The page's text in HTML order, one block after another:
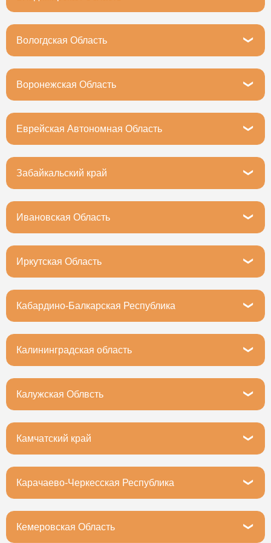
Владимир, Московское шоссе, 5
Вологдская Область
Вологда, Зосимовская улица, 75с2
Воронежская Область
Воронеж, проспект Труда, 46А
Еврейская Автономная Область
Еврейская автономная область, Биробиджан,
Пионерская улица, 66Б
Забайкальский край
Чита, Малая улица, 4с1
Ивановская Область
Иваново, улица Багаева, 14к2
Иркутская Область
Иркутск, улица Мухиной, 8
Кабардино-Балкарская Республика
Нальчик, улица Ашурова, 3
Калининградская область
Гурьевский муниципальный округ, посёлок Невское,
Совхозная улица, 1В
Калужская Облвсть
Калуга, 2-й Тульский переулок, 2
Камчатский край
Елизово, Вилюйская улица, 34
Карачаево-Черкесская Республика
Черкесск, Красная улица, 5
Кемеровская Область